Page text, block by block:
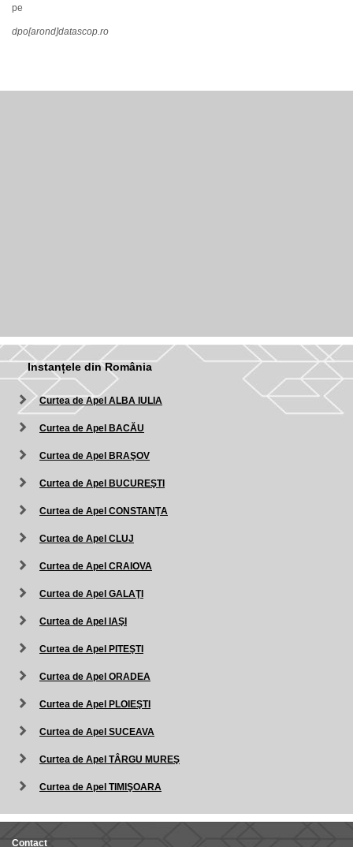
pe
dpo[arond]datascop.ro
Instanțele din România
Curtea de Apel ALBA IULIA
Curtea de Apel BACĂU
Curtea de Apel BRAŞOV
Curtea de Apel BUCUREŞTI
Curtea de Apel CONSTANŢA
Curtea de Apel CLUJ
Curtea de Apel CRAIOVA
Curtea de Apel GALAŢI
Curtea de Apel IAŞI
Curtea de Apel PITEŞTI
Curtea de Apel ORADEA
Curtea de Apel PLOIEŞTI
Curtea de Apel SUCEAVA
Curtea de Apel TÂRGU MUREŞ
Curtea de Apel TIMIŞOARA
Contact